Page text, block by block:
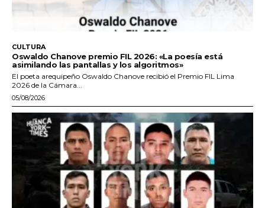
CULTURA
Oswaldo Chanove premio FIL 2026: «La poesía está
asimilando las pantallas y los algoritmos»
El poeta arequipeño Oswaldo Chanove recibió el Premio FIL Lima
2026 de la Cámara...
05/08/2026